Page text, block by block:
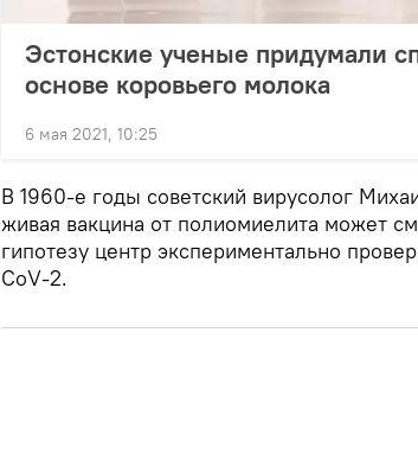
Эстонские ученые придумали
основе коровьего молока
6 мая 2021, 10:25
В 1960-е годы советский вирусолог
живая вакцина от полиомиелита может
гипотезу центр экспериментально
CoV-2.